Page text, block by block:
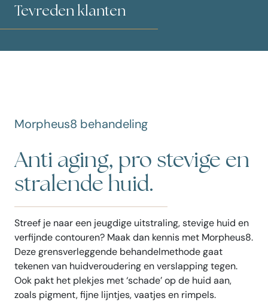
Tevreden klanten
Morpheus8 behandeling
Anti aging, pro stevige en
stralende huid.
Streef je naar een jeugdige uitstraling, stevige huid en
verfijnde contouren? Maak dan kennis met Morpheus8.
Deze grensverleggende behandelmethode gaat
tekenen van huidveroudering en verslapping tegen.
Ook pakt het plekjes met ‘schade’ op de huid aan,
zoals pigment, fijne lijntjes, vaatjes en rimpels.